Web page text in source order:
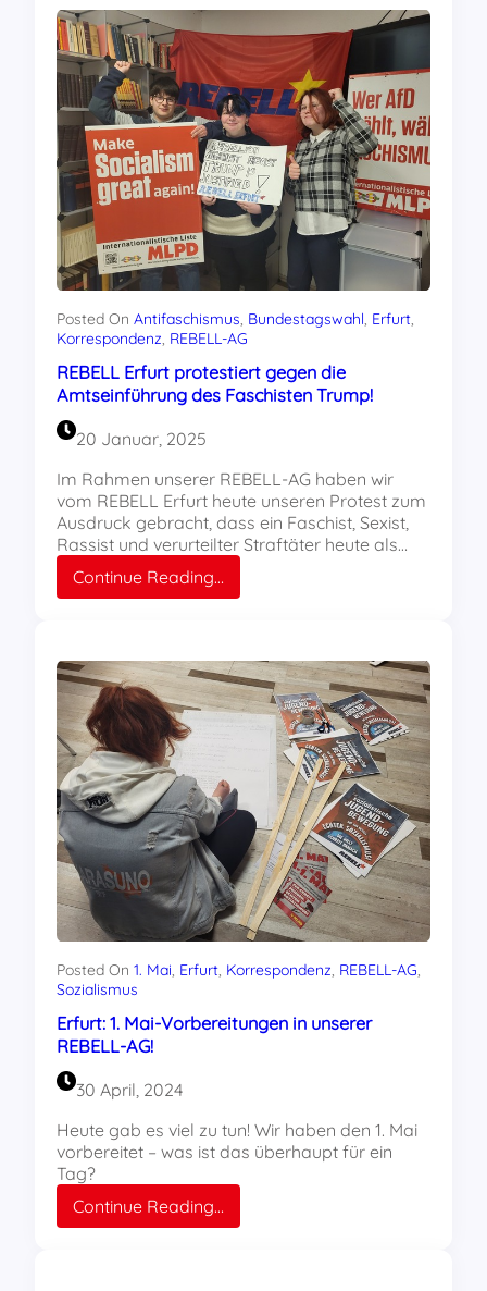
Klassenkampf
und
Unterstützung
von
LGBTQIA+
Hand
in
Hand
gehen
müssen
Posted On Antifaschismus, Bundestagswahl, Erfurt
Korrespondenz, REBELL-AG
REBELL Erfurt protestiert gegen die
Amtseinführung des Faschisten Trump!
20 Januar, 2025
Im Rahmen unserer REBELL-AG haben wir
vom REBELL Erfurt heute unseren Protest zum
Ausdruck gebracht, dass ein Faschist, Sexist,
Rassist und verurteilter Straftäter heute als…
Continue Reading…
REBELL
gegen
die
Amtseinführung
Faschisten
Trump!
Posted On 1. Mai, Erfurt, Korrespondenz, REBELL-AG
Sozialismus
Erfurt: 1. Mai-Vorbereitungen in unserer
REBELL-AG!
30 April, 2024
Heute gab es viel zu tun! Wir haben den 1. Mai
vorbereitet – was ist das überhaupt für ein
Tag?
Continue Reading…
Erfurt: